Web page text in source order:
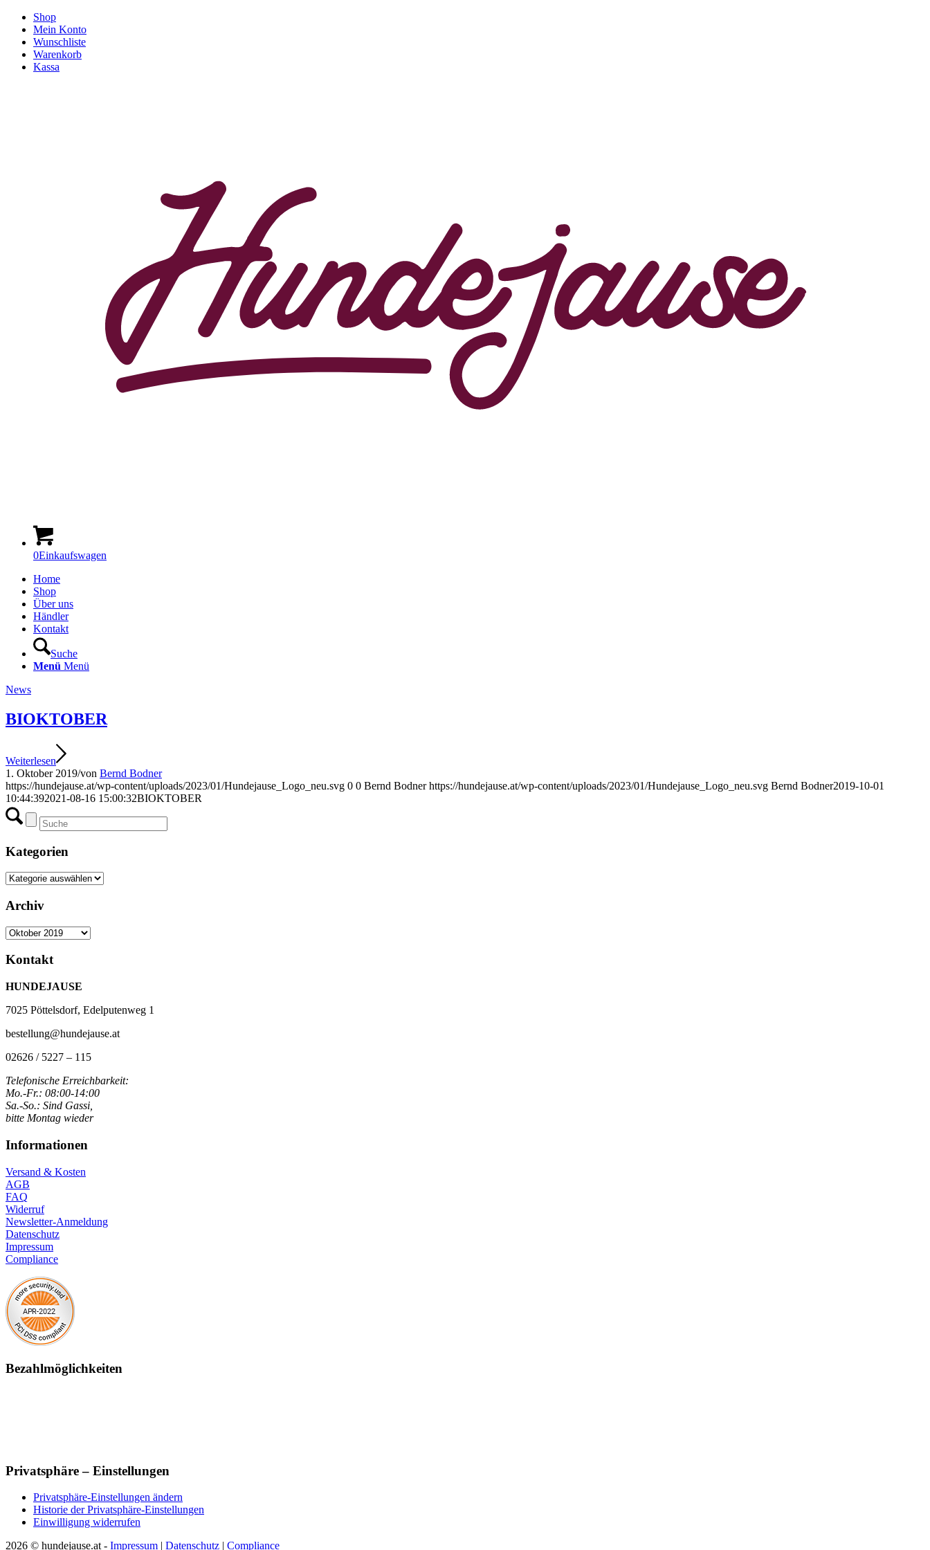
Shop
Mein Konto
Wunschliste
Warenkorb
Kassa
0Einkaufswagen
Home
Shop
Über uns
Händler
Kontakt
Suche
Menü Menü
News
BIOKTOBER
Weiterlesen
1. Oktober 2019/von Bernd Bodner
https://hundejause.at/wp-content/uploads/2023/01/Hundejause_Logo_neu.svg 0 0 Bernd Bodner https://hundejause.at/wp-content/uploads/2023/01/Hundejause_Logo_neu.svg Bernd Bodner2019-10-01
10:44:392021-08-16 15:00:32BIOKTOBER
Kategorien
Kategorien
Archiv
Archiv
Kontakt
HUNDEJAUSE
7025 Pöttelsdorf, Edelputenweg 1
bestellung@hundejause.at
02626 / 5227 – 115
Telefonische Erreichbarkeit:
Mo.-Fr.: 08:00-14:00
Sa.-So.: Sind Gassi,
bitte Montag wieder
Informationen
Versand & Kosten
AGB
FAQ
Widerruf
Newsletter-Anmeldung
Datenschutz
Impressum
Compliance
Bezahlmöglichkeiten
Privatsphäre – Einstellungen
Privatsphäre-Einstellungen ändern
Historie der Privatsphäre-Einstellungen
Einwilligung widerrufen
2026 © hundejause.at - Impressum Datenschutz Compliance